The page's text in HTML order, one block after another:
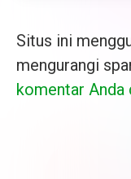
Situs ini
mengurangi
komentar Anda